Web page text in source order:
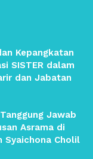
Kepangkatan
SISTER dalam
dan Jabatan
Jawab
Asrama di
Syaichona Cholil